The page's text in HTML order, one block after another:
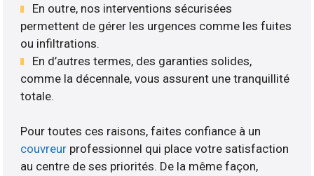
En outre, nos interventions sécurisées
permettent de gérer les urgences comme les fuites
ou infiltrations.
En d’autres termes, des garanties solides,
comme la décennale, vous assurent une tranquillité
totale.
Pour toutes ces raisons, faites confiance à un
couvreur professionnel qui place votre satisfaction
au centre de ses priorités. De la même façon,